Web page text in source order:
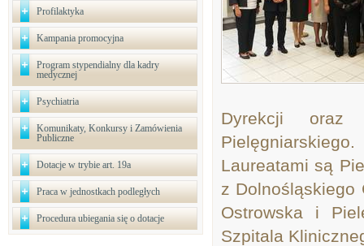
Profilaktyka
Kampania promocyjna
Program stypendialny dla kadry
medycznej
Psychiatria
Komunikaty, Konkursy i Zamówienia
Publiczne
Dotacje w trybie art. 19a
Praca w jednostkach podległych
Procedura ubiegania się o dotacje
Dyrekcji oraz
Pielęgniarskiego.
Laureatami są
z Dolnośląskiego
Ostrowska i
Szpitala